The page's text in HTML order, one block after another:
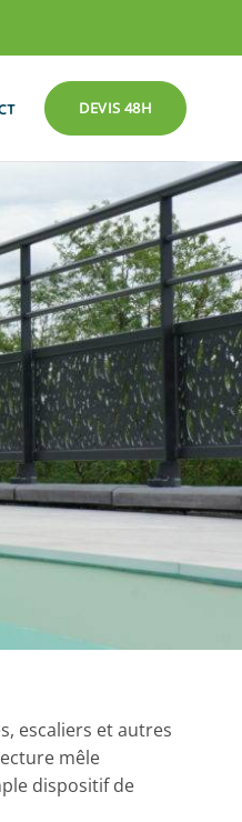
DEVIS 48H
escaliers et autres
mêle
dispositif de